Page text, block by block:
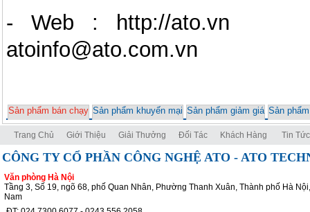
- Web : http://
atoinfo@ato.com.vn
Sản phẩm bán chạy Sản phẩm khuyến mại Sản phẩm giảm giá Sản
Trang Chủ Giới Thiệu Giải Thưởng Đối Tác Khách Hàng Tin Tức
CÔNG TY CỔ PHẦN CÔNG NGHỆ ATO - ATO
Văn phòng Hà Nội
Tầng 3, Số 19, ngõ 68, phố Quan Nhân, Phường Thanh Xuân, Thành phố Hà
Nam